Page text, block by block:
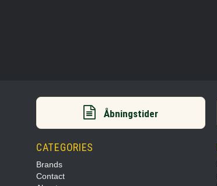
Åbningstider
CATEGORIES
Brands
Contact